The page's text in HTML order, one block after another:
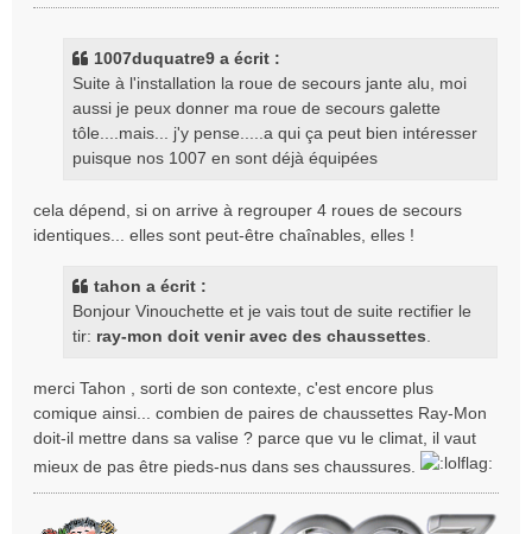
e
1007duquatre9 a écrit :
Suite à l'installation la roue de secours jante alu, moi
aussi je peux donner ma roue de secours galette
tôle....mais... j'y pense.....a qui ça peut bien intéresser
puisque nos 1007 en sont déjà équipées
cela dépend, si on arrive à regrouper 4 roues de secours
identiques... elles sont peut-être chaînables, elles !
tahon a écrit :
Bonjour Vinouchette et je vais tout de suite rectifier le
tir: ray-mon doit venir avec des chaussettes.
merci Tahon , sorti de son contexte, c'est encore plus
comique ainsi... combien de paires de chaussettes Ray-Mon
doit-il mettre dans sa valise ? parce que vu le climat, il vaut
mieux de pas être pieds-nus dans ses chaussures.